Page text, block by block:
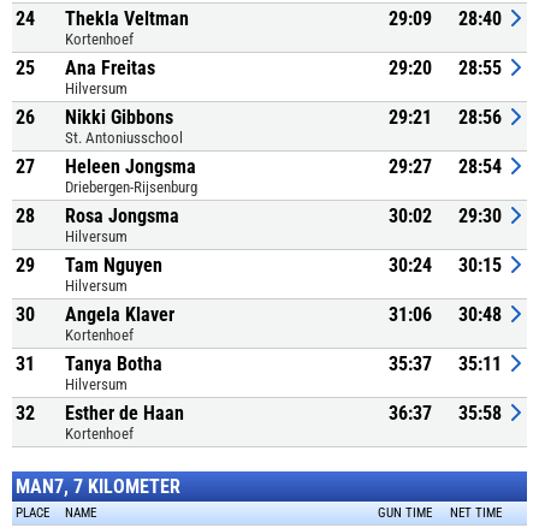
24 Thekla Veltman
Kortenhoef
29:09 28:40
25 Ana Freitas
Hilversum
29:20 28:55
26 Nikki Gibbons
St. Antoniusschool
29:21 28:56
27 Heleen Jongsma
Driebergen-Rijsenburg
29:27 28:54
28 Rosa Jongsma
Hilversum
30:02 29:30
29 Tam Nguyen
Hilversum
30:24 30:15
30 Angela Klaver
Kortenhoef
31:06 30:48
31 Tanya Botha
Hilversum
35:37 35:11
32 Esther de Haan
Kortenhoef
36:37 35:58
MAN7, 7 KILOMETER
PLACE NAME GUN TIME NET TIME